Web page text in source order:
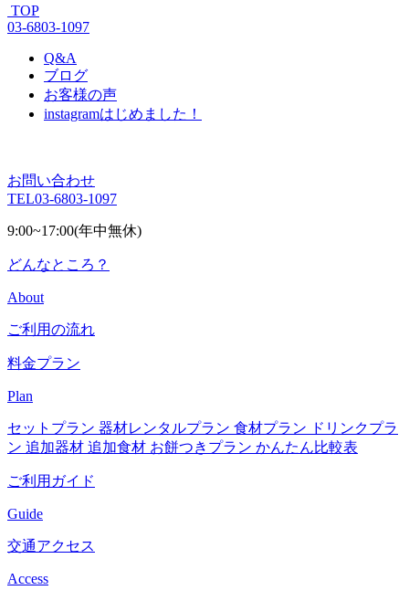
TOP
03-6803-1097
Q&A
ブログ
お客様の声
instagramはじめました！
お問い合わせ
TEL03-6803-1097
9:00~17:00(年中無休)
どんなところ？
About
ご利用の流れ
料金プラン
Plan
セットプラン 器材レンタルプラン 食材プラン ドリンクプラ
ン 追加器材 追加食材 お餅つきプラン かんたん比較表
ご利用ガイド
Guide
交通アクセス
Access